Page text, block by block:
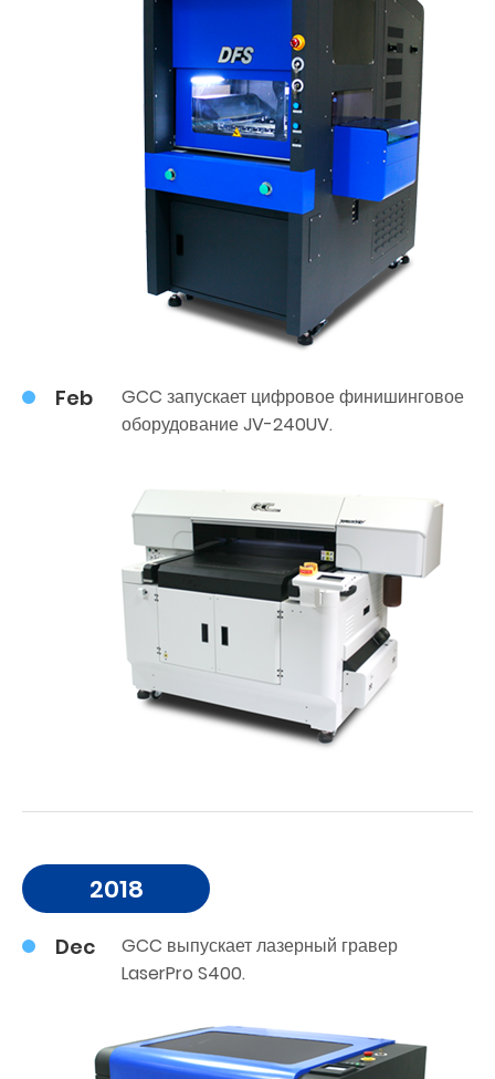
Feb
GCC запускает цифровое финишинговое
оборудование JV-240UV.
2018
Dec
GCC выпускает лазерный гравер
LaserPro S400.